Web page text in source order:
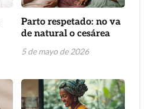
Parto respetado: no va
de natural o cesárea
5 de mayo de 2026